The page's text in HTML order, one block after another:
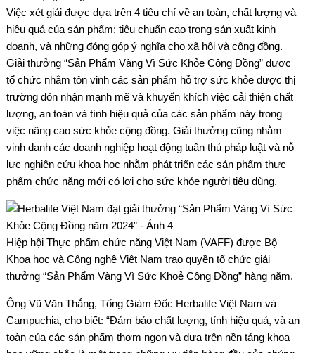
Việc xét giải được dựa trên 4 tiêu chí về an toàn, chất lượng và
hiệu quả của sản phẩm; tiêu chuẩn cao trong sản xuất kinh
doanh, và những đóng góp ý nghĩa cho xã hội và cộng đồng.
Giải thưởng “Sản Phẩm Vàng Vì Sức Khỏe Cộng Đồng” được
tổ chức nhằm tôn vinh các sản phẩm hỗ trợ sức khỏe được thị
trường đón nhận mạnh mẽ và khuyến khích việc cải thiện chất
lượng, an toàn và tính hiệu quả của các sản phẩm này trong
việc nâng cao sức khỏe cộng đồng. Giải thưởng cũng nhằm
vinh danh các doanh nghiệp hoạt động tuân thủ pháp luật và nỗ
lực nghiên cứu khoa học nhằm phát triển các sản phẩm thực
phẩm chức năng mới có lợi cho sức khỏe người tiêu dùng.
Hiệp hội Thực phẩm chức năng Việt Nam (VAFF) được Bộ
Khoa học và Công nghệ Việt Nam trao quyền tổ chức giải
thưởng “Sản Phẩm Vàng Vì Sức Khoẻ Cộng Đồng” hàng năm.
Ông Vũ Văn Thắng, Tổng Giám Đốc Herbalife Việt Nam và
Campuchia, cho biết: “Đảm bảo chất lượng, tính hiệu quả, và an
toàn của các sản phẩm thơm ngon và dựa trên nền tảng khoa